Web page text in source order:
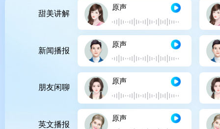
甜美讲解
原声
新闻播报
原声
朋友闲聊
原声
英文播报
原声